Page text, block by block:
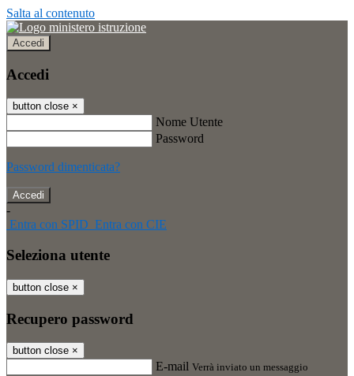
Salta al contenuto
Accedi
Accedi
button close ×
Nome Utente
Password
Password dimenticata?
-
Entra con SPID Entra con CIE
Seleziona utente
button close ×
Recupero password
button close ×
E-mail Verrà inviato un messaggio